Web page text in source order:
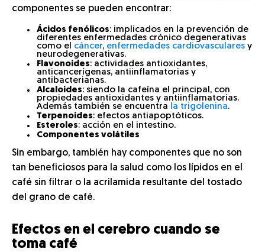
componentes se pueden encontrar:
Ácidos fenólicos: implicados en la prevención de
diferentes enfermedades crónico degenerativas
como el cáncer, enfermedades cardiovasculares y
neurodegenerativas.
Flavonoides: actividades antioxidantes,
anticancerígenas, antiinflamatorias y
antibacterianas.
Alcaloides: siendo la cafeína el principal, con
propiedades antioxidantes y antiinflamatorias.
Además también se encuentra la trigolenina.
Terpenoides: efectos antiapoptóticos.
Esteroles: acción en el intestino.
Componentes volátiles
Sin embargo, también hay componentes que no son
tan beneficiosos para la salud como los lípidos en el
café sin filtrar o la acrilamida resultante del tostado
del grano de café.
Efectos en el cerebro cuando se
toma café